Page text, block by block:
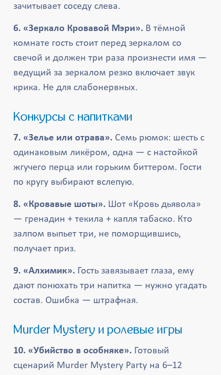
зачитывает соседу слева.
6. «Зеркало Кровавой Мэри». В тёмной
комнате гость стоит перед зеркалом со
свечой и должен три раза произнести имя —
ведущий за зеркалом резко включает звук
крика. Не для слабонервных.
Конкурсы с напитками
7. «Зелье или отрава». Семь рюмок: шесть с
одинаковым ликёром, одна — с настойкой
жгучего перца или горьким биттером. Гости
по кругу выбирают вслепую.
8. «Кровавые шоты». Шот «Кровь дьявола»
— гренадин + текила + капля табаско. Кто
залпом выпьет три, не поморщившись,
получает приз.
9. «Алхимик». Гость завязывает глаза, ему
дают понюхать три напитка — нужно угадать
состав. Ошибка — штрафная.
Murder Mystery и ролевые игры
10. «Убийство в особняке». Готовый
сценарий Murder Mystery Party на 6–12